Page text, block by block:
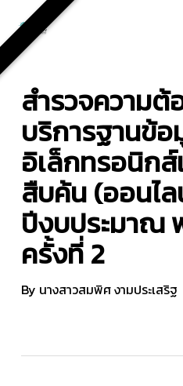
main
content
สำรวจความต้
บริการฐานข้
อิเล็กทรอนิก
สืบค้น (ออนไล
ปีงบประมาณ
ครั้งที่ 2
By นางสาวสมพิศ งามประเสริฐ